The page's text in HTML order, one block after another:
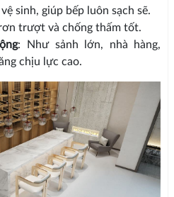
sinh, giúp bếp luôn sạch sẽ.
trượt và chống thấm tốt.
: Như sảnh lớn, nhà hàng,
chịu lực cao.